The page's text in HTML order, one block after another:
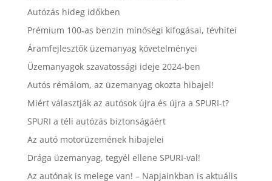
Autózás hideg időkben
Prémium 100-as benzin minőségi kifogásai, tévhitei
Áramfejlesztők üzemanyag követelményei
Üzemanyagok szavatossági ideje 2024-ben
Autós rémálom, az üzemanyag okozta hibajel!
Miért választják az autósok újra és újra a SPURI-t?
SPURI a téli autózás biztonságáért
Az autó motorüzemének hibajelei
Drága üzemanyag, tegyél ellene SPURI-val!
Az autónak is melege van! – Napjainkban is aktuális